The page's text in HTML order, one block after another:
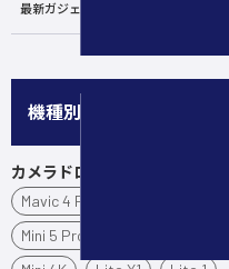
最新ガジェット／その他
機種別
カメラドローン
Mavic 4 Pro
Mini 5 Pro